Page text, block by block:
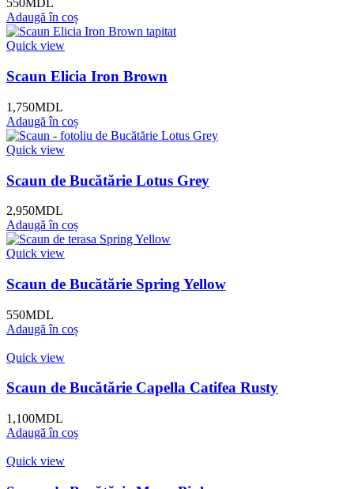
550MDL
Adaugă în coș
Quick view
Scaun Elicia Iron Brown
1,750MDL
Adaugă în coș
Quick view
Scaun de Bucătărie Lotus Grey
2,950MDL
Adaugă în coș
Quick view
Scaun de Bucătărie Spring Yellow
550MDL
Adaugă în coș
Quick view
Scaun de Bucătărie Capella Catifea Rusty
1,100MDL
Adaugă în coș
Quick view